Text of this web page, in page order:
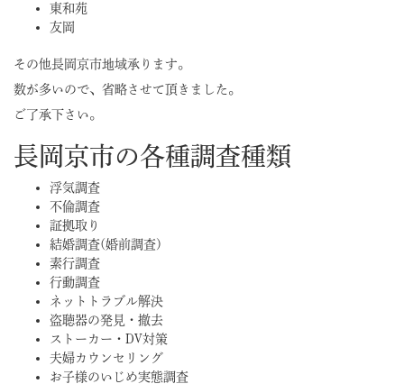
東和苑
友岡
その他長岡京市地域承ります。
数が多いので、省略させて頂きました。
ご了承下さい。
長岡京市の各種調査種類
浮気調査
不倫調査
証拠取り
結婚調査(婚前調査)
素行調査
行動調査
ネットトラブル解決
盗聴器の発見・撤去
ストーカー・DV対策
夫婦カウンセリング
お子様のいじめ実態調査